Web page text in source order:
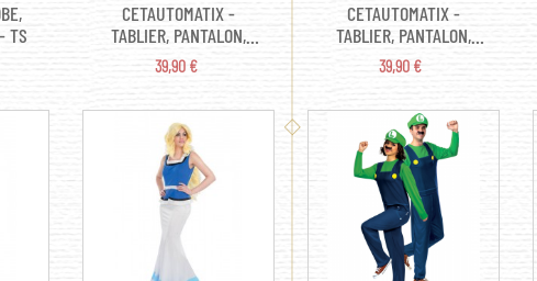
TS
CETAUTOMATIX -
TABLIER, PANTALON,
MANCHETTE,
SURCHAUSSURE TL
PRIX
39,90 €
CETAUTOMATIX -
TABLIER, PANTALON,
MANCHETTE,
SURCHAUSSURE TM
PRIX
39,90 €